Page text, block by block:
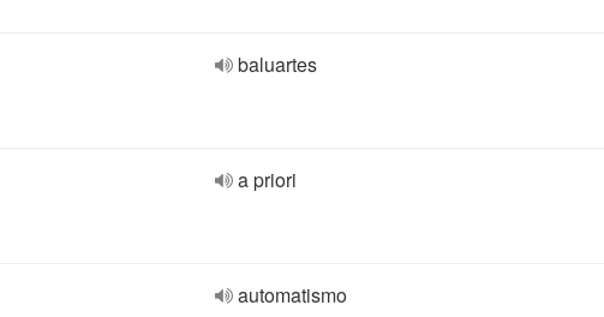
baluartes
a priori
automatismo